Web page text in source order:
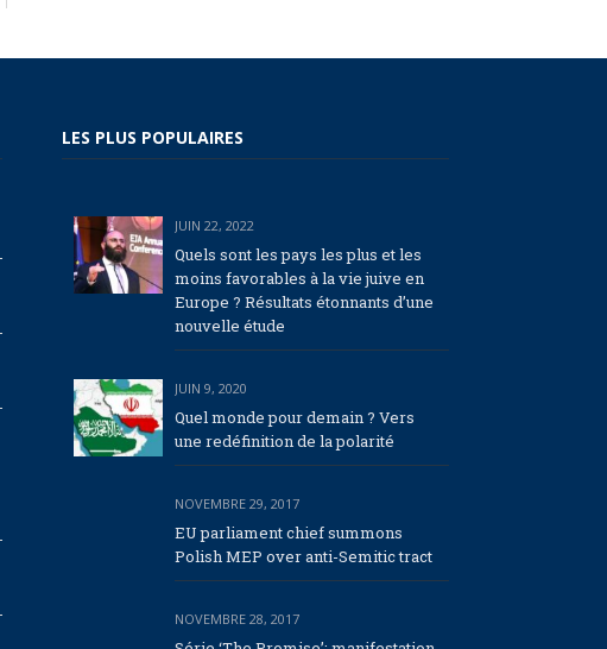
LES PLUS POPULAIRES
JUIN 22, 2022
Quels sont les pays les plus et les
moins favorables à la vie juive en
Europe ? Résultats étonnants d’une
nouvelle étude
JUIN 9, 2020
Quel monde pour demain ? Vers
une redéfinition de la polarité
NOVEMBRE 29, 2017
EU parliament chief summons
Polish MEP over anti-Semitic tract
NOVEMBRE 28, 2017